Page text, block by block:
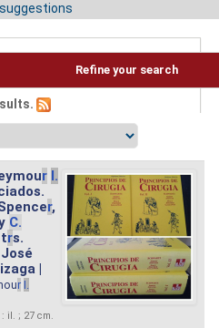
Refine your search
r I.
r,
C.
rs.
|
r I.
: il. ; 27 cm.